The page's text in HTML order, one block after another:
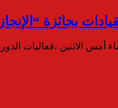
الاثنين ،فعاليات